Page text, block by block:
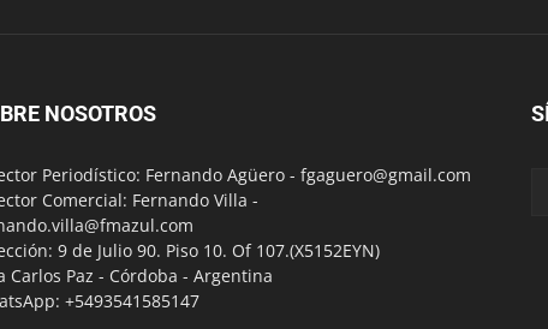
NOSOTROS
Periodístico: Fernando Agüero - fgaguero@gmail.com
Comercial: Fernando Villa -
9 de Julio 90. Piso 10. Of 107.(X5152EYN)
Carlos Paz - Córdoba - Argentina
+5493541585147